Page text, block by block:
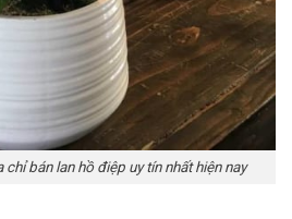
bán lan hồ điệp uy tín nhất hiện nay